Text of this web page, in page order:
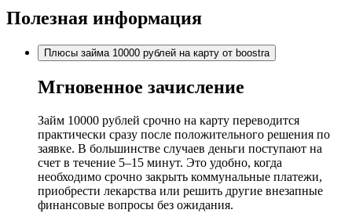
Полезная информация
Плюсы займа 10000 рублей на карту от boostra
Мгновенное зачисление
Займ 10000 рублей срочно на карту переводится
практически сразу после положительного решения по
заявке. В большинстве случаев деньги поступают на
счет в течение 5–15 минут. Это удобно, когда
необходимо срочно закрыть коммунальные платежи,
приобрести лекарства или решить другие внезапные
финансовые вопросы без ожидания.